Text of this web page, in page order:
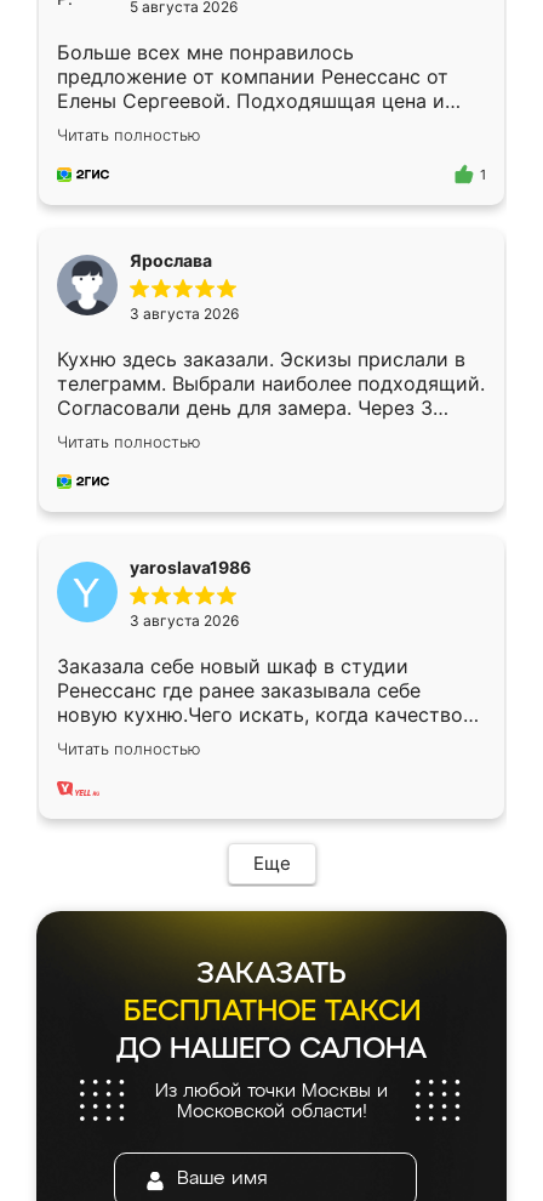
5 августа 2026
Больше всех мне понравилось
предложение от компании Ренессанс от
Елены Сергеевой. Подходяшщая цена и
короткие сроки изготовления. Приехавший
для замера сотрудник Владислав
предложил по моему эскизу самый
Читать полностью
1
Ярослава
3 августа 2026
Кухню здесь заказали. Эскизы прислали в
телеграмм. Выбрали наиболее подходящий.
Согласовали день для замера. Через 3
недели кухня была уже готова. Остались
довольны работой. Спасибо Ренессанс
мебель за качественную работу!
Читать полностью
yaroslava1986
3 августа 2026
Заказала себе новый шкаф в студии
Ренессанс где ранее заказывала себе
новую кухню.Чего искать, когда качеством
вполне довольна. Служит кухня уже почти
два года, нареканий нет.
Читать полностью
Еще
ЗАКАЗАТЬ
БЕСПЛАТНОЕ ТАКСИ
ДО НАШЕГО САЛОНА
Из любой точки Москвы и
Московской области!